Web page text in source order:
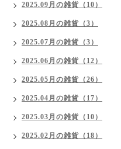
2025.09月の雑貨（10）
2025.08月の雑貨（3）
2025.07月の雑貨（3）
2025.06月の雑貨（12）
2025.05月の雑貨（26）
2025.04月の雑貨（17）
2025.03月の雑貨（10）
2025.02月の雑貨（18）